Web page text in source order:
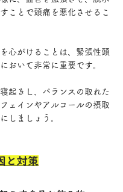
ことで頭痛を悪化させるこ
心がけることは、緊張性頭
おいて非常に重要です。
起きし、バランスの取れた
ェインやアルコールの摂取
しましょう。
と対策